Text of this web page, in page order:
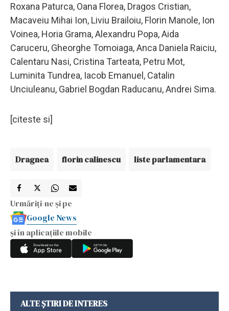
Roxana Paturca, Oana Florea, Dragos Cristian,
Macaveiu Mihai Ion, Liviu Brailoiu, Florin Manole, Ion
Voinea, Horia Grama, Alexandru Popa, Aida
Caruceru, Gheorghe Tomoiaga, Anca Daniela Raiciu,
Calentaru Nasi, Cristina Tarteata, Petru Mot,
Luminita Tundrea, Iacob Emanuel, Catalin
Unciuleanu, Gabriel Bogdan Raducanu, Andrei Sima.
[citeste si]
Dragnea florin calinescu liste parlamentara
Urmăriți-ne și pe
Google News
și în aplicațiile mobile
ALTE ȘTIRI DE INTERES